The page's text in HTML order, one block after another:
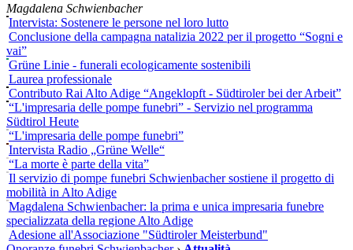
Magdalena Schwienbacher
Intervista: Sostenere le persone nel loro lutto
Conclusione della campagna natalizia 2022 per il progetto “Sogni e
vai”
Grüne Linie - funerali ecologicamente sostenibili
Laurea professionale
Contributo Rai Alto Adige “Angeklopft - Südtiroler bei der Arbeit”
“L'impresaria delle pompe funebri” - Servizio nel programma
Südtirol Heute
“L'impresaria delle pompe funebri”
Intervista Radio „Grüne Welle“
“La morte è parte della vita”
Il servizio di pompe funebri Schwienbacher sostiene il progetto di
mobilità in Alto Adige
Magdalena Schwienbacher: la prima e unica impresaria funebre
specializzata della regione Alto Adige
Adesione all'Associazione "Südtiroler Meisterbund"